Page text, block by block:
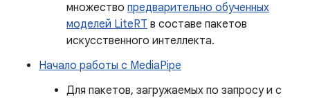
множество предварительно обученных
моделей LiteRT в составе пакетов
искусственного интеллекта.
Начало работы с MediaPipe
Для пакетов, загружаемых по запросу и с